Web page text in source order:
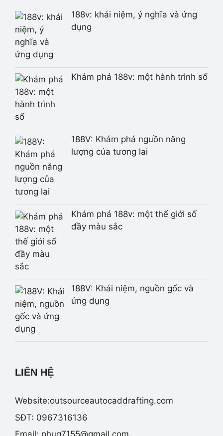
188v: khái niệm, ý nghĩa và ứng
dụng
Khám phá 188v: một hành trình số
188V: Khám phá nguồn năng
lượng của tương lai
Khám phá 188v: một thế giới số
đầy màu sắc
188V: Khái niệm, nguồn gốc và
ứng dụng
LIÊN HỆ
Website:outsourceautocaddrafting.com
SĐT: 0967316136